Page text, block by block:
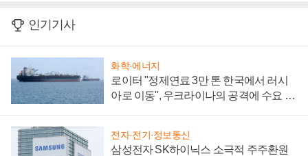
인기기사
화학·에너지
로이터 "정제연료 3만 톤 한국에서 러시
아로 이동", 우크라이나의 공격에 수요 늘
전자·전기·정보통신
삼성전자 SK하이닉스 소극적 주주환원